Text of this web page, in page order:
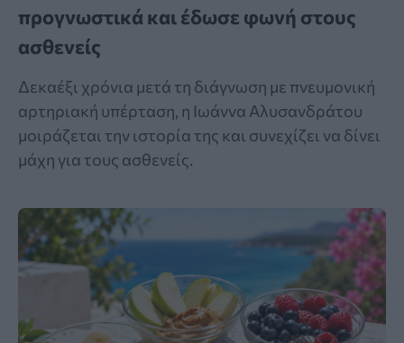
προγνωστικά και έδωσε φωνή στους
ασθενείς
Δεκαέξι χρόνια μετά τη διάγνωση με πνευμονική
αρτηριακή υπέρταση, η Ιωάννα Αλυσανδράτου
μοιράζεται την ιστορία της και συνεχίζει να δίνει
μάχη για τους ασθενείς.